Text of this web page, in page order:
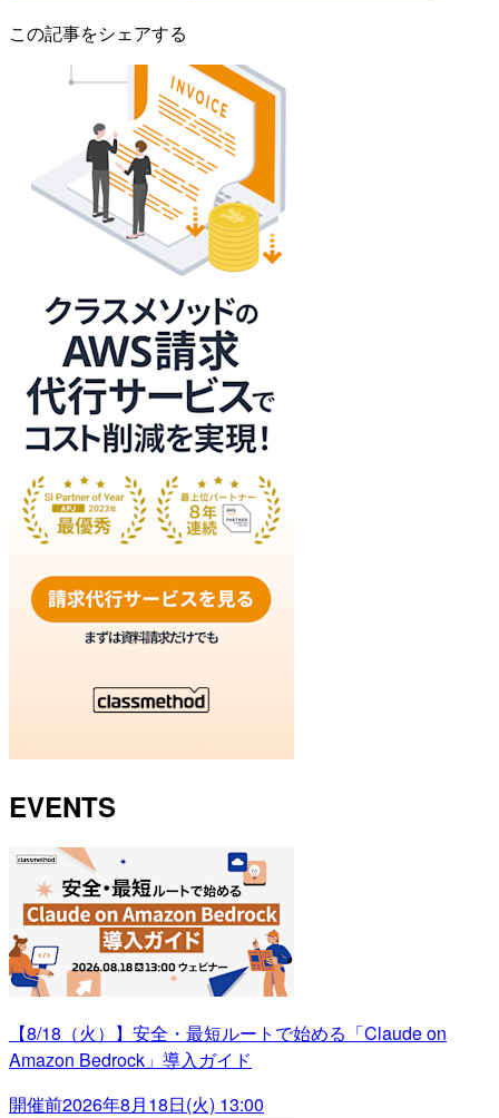
この記事をシェアする
EVENTS
【8/18（火）】安全・最短ルートで始める「Claude on
Amazon Bedrock」導入ガイド
開催前2026年8月18日(火) 13:00